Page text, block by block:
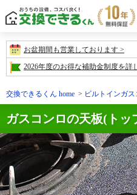
お盆期間も営業しております
2026年度のお得な補助金制度を詳
交換できるくん home ビルトインガス
ガスコンロの天板(トッ